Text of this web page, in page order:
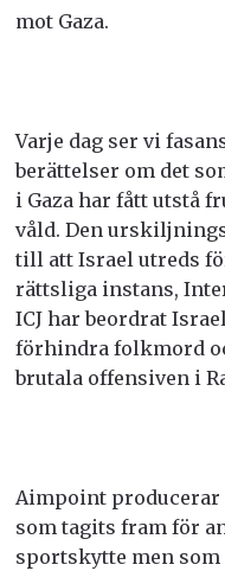
mot Gaza.
Varje dag ser vi
berättelser om det
i Gaza har fått utstå
våld. Den
till att Israel utreds
rättsliga instans,
ICJ har beordrat
förhindra folkmord
brutala offensiven i
Aimpoint producerar
som tagits fram för
sportskytte men